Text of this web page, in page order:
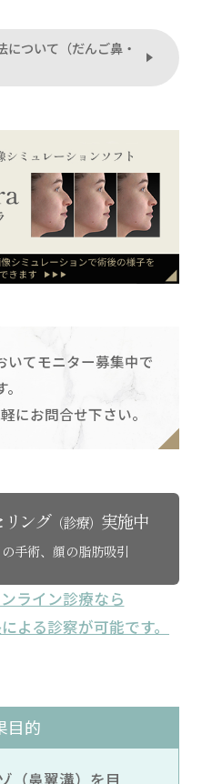
ついて（だんご鼻・
いてモニター募集中で
。
にお問合せ下さい。
ング（診療） 実施中
手術、顔の脂肪吸引
ライン診療なら
よる診察が可能です。
目的